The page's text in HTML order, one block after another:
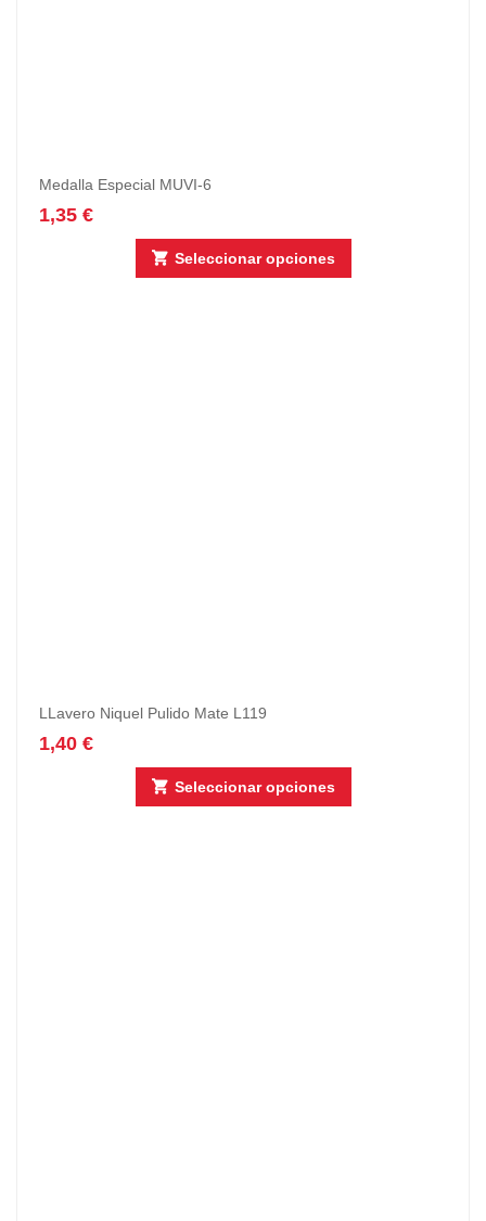
Medalla Especial MUVI-6
1,35 €
Seleccionar opciones
LLavero Niquel Pulido Mate L119
1,40 €
Seleccionar opciones